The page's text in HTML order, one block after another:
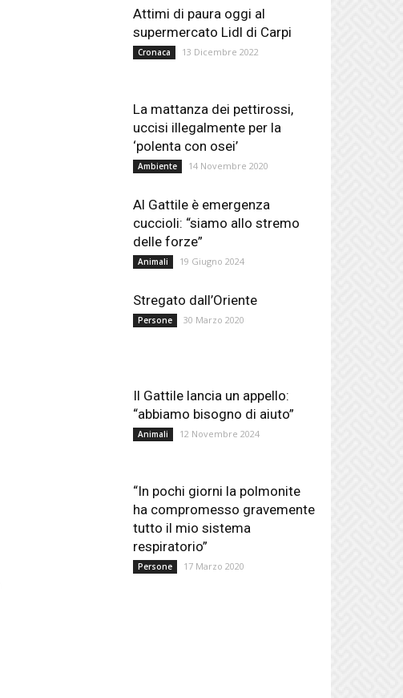
Attimi di paura oggi al
supermercato Lidl di Carpi
Cronaca 13 Dicembre 2022
La mattanza dei pettirossi,
uccisi illegalmente per la
‘polenta con osei’
Ambiente 14 Novembre 2020
Al Gattile è emergenza
cuccioli: “siamo allo stremo
delle forze”
Animali 19 Giugno 2024
Stregato dall’Oriente
Persone 30 Marzo 2020
Il Gattile lancia un appello:
“abbiamo bisogno di aiuto”
Animali 12 Novembre 2024
“In pochi giorni la polmonite
ha compromesso gravemente
tutto il mio sistema
respiratorio”
Persone 17 Marzo 2020